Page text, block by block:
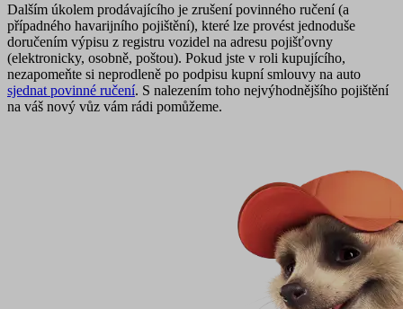
Dalším úkolem prodávajícího je zrušení povinného ručení (a
případného havarijního pojištění), které lze provést jednoduše
doručením výpisu z registru vozidel na adresu pojišťovny
(elektronicky, osobně, poštou). Pokud jste v roli kupujícího,
nezapomeňte si neprodleně po podpisu kupní smlouvy na auto
sjednat povinné ručení. S nalezením toho nejvýhodnějšího pojištění
na váš nový vůz vám rádi pomůžeme.